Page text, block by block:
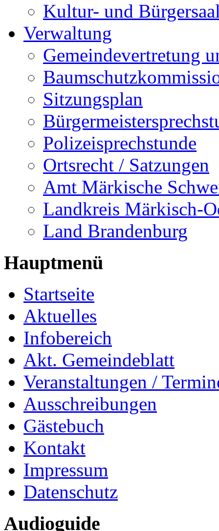
Kultur- und
Verwaltung
Gemeindevertretung
Sitzungsplan
Polizeisprechstunde
Ortsrecht / Satzungen
Amt Märkische
Landkreis Märkisch-
Land Brandenburg
Hauptmenü
Startseite
Aktuelles
Infobereich
Akt. Gemeindeblatt
Veranstaltungen /
Ausschreibungen
Gästebuch
Kontakt
Impressum
Datenschutz
Audioguide